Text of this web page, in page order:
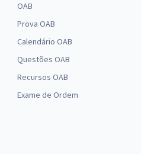
OAB
Prova OAB
Calendário OAB
Questões OAB
Recursos OAB
Exame de Ordem